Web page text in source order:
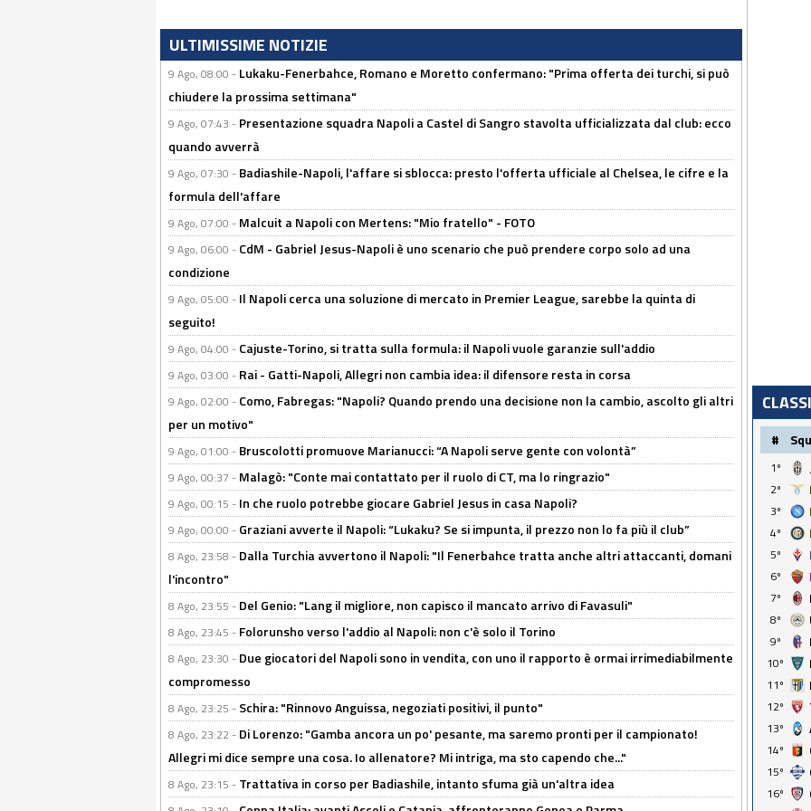
ULTIMISSIME NOTIZIE
9 Ago, 08:00 - Lukaku-Fenerbahce, Romano e Moretto confermano: "Prima offerta dei turchi, si può
chiudere la prossima settimana"
9 Ago, 07:43 - Presentazione squadra Napoli a Castel di Sangro stavolta ufficializzata dal club: ecco
quando avverrà
9 Ago, 07:30 - Badiashile-Napoli, l'affare si sblocca: presto l'offerta ufficiale al Chelsea, le cifre e la
formula dell'affare
9 Ago, 07:00 - Malcuit a Napoli con Mertens: "Mio fratello" - FOTO
9 Ago, 06:00 - CdM - Gabriel Jesus-Napoli è uno scenario che può prendere corpo solo ad una
condizione
9 Ago, 05:00 - Il Napoli cerca una soluzione di mercato in Premier League, sarebbe la quinta di
seguito!
9 Ago, 04:00 - Cajuste-Torino, si tratta sulla formula: il Napoli vuole garanzie sull'addio
9 Ago, 03:00 - Rai - Gatti-Napoli, Allegri non cambia idea: il difensore resta in corsa
9 Ago, 02:00 - Como, Fabregas: "Napoli? Quando prendo una decisione non la cambio, ascolto gli altri
per un motivo"
9 Ago, 01:00 - Bruscolotti promuove Marianucci: “A Napoli serve gente con volontà”
9 Ago, 00:37 - Malagò: "Conte mai contattato per il ruolo di CT, ma lo ringrazio"
9 Ago, 00:15 - In che ruolo potrebbe giocare Gabriel Jesus in casa Napoli?
9 Ago, 00:00 - Graziani avverte il Napoli: “Lukaku? Se si impunta, il prezzo non lo fa più il club”
8 Ago, 23:58 - Dalla Turchia avvertono il Napoli: "Il Fenerbahce tratta anche altri attaccanti, domani
l'incontro"
8 Ago, 23:55 - Del Genio: "Lang il migliore, non capisco il mancato arrivo di Favasuli"
8 Ago, 23:45 - Folorunsho verso l'addio al Napoli: non c'è solo il Torino
8 Ago, 23:30 - Due giocatori del Napoli sono in vendita, con uno il rapporto è ormai irrimediabilmente
compromesso
8 Ago, 23:25 - Schira: "Rinnovo Anguissa, negoziati positivi, il punto"
8 Ago, 23:22 - Di Lorenzo: "Gamba ancora un po' pesante, ma saremo pronti per il campionato!
Allegri mi dice sempre una cosa. Io allenatore? Mi intriga, ma sto capendo che..."
8 Ago, 23:15 - Trattativa in corso per Badiashile, intanto sfuma già un'altra idea
#
1º
2º
3º
4º
5º
6º
7º
8º
9º
10º
11º
12º
13º
14º
15º
16º